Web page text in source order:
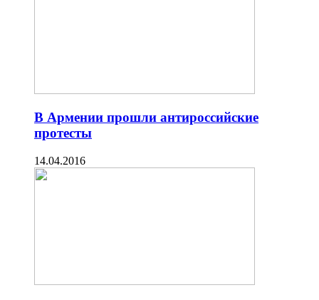
В Армении прошли антироссийские
протесты
14.04.2016